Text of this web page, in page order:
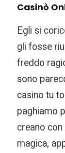
Casinò
Egli si
gli fosse
freddo
sono
casino tu
paghiamo
creano
magica,